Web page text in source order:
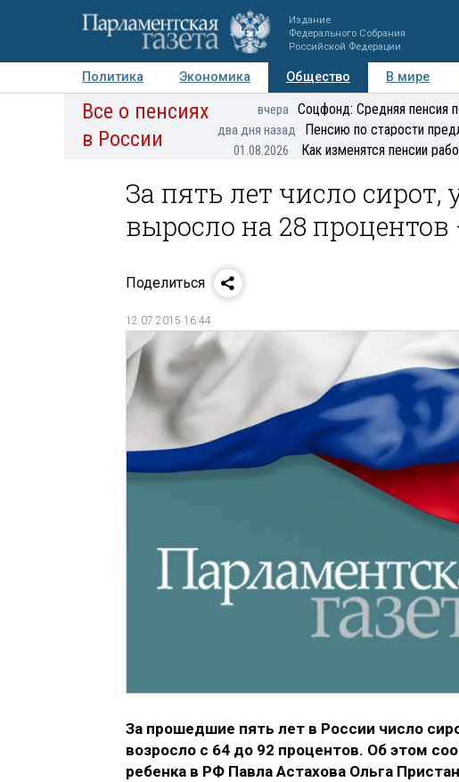
Издание
Федерального Собрания
Российской Федерации
Политика Экономика Общество В мире
Авторы Персоны Мнения Регионы
Все о пенсиях
в России
вчера Соцфонд: Средняя пенсия
два дня назад Пенсию по старости
01.08.2026 Как изменятся пенсии
За пять лет число сирот,
выросло на 28
Поделиться
12.07.2015 16:44
За прошедшие пять лет в России число
возросло с 64 до 92 процентов. Об этом
ребенка в РФ Павла Астахова Ольга